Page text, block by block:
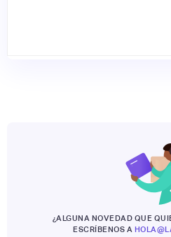
¿ALGUNA NOVEDAD QUE
ESCRÍBENOS A